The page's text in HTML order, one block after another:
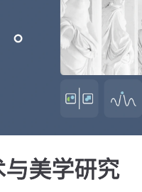
美学研究